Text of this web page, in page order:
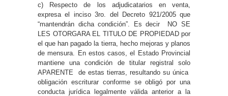
c) Respecto de los adjudicatarios en venta,
expresa el inciso 3ro. del Decreto 921/2005 que
“mantendrán dicha condición”. Es decir NO SE
LES OTORGARA EL TITULO DE PROPIEDAD por
el que han pagado la tierra, hecho mejoras y planos
de mensura. En estos casos, el Estado Provincial
mantiene una condición de titular registral solo
APARENTE de estas tierras, resultando su única
obligación escriturar conforme se obligó por una
conducta jurídica legalmente válida anterior a la